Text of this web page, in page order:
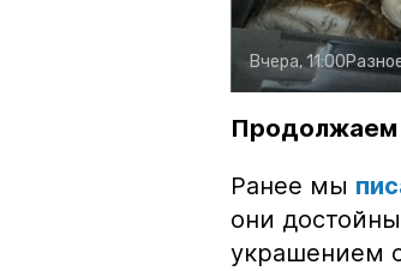
Вчера, 11:00
Продолжаем
Ранее мы
они
украшением